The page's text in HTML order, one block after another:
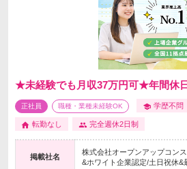
★未経験でも月収37万円可★年間休
正社員 職種・業種未経験OK 学歴不問
転勤なし 完全週休2日制
掲載社名
株式会社オープンアップコン
&ホワイト企業認定/土日祝休&